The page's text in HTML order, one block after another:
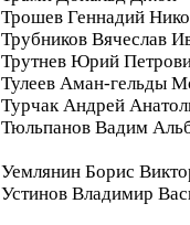
Трошев Геннадий
Трубников Вячеслав
Трутнев Юрий
Тулеев Аман-гельды
Турчак Андрей
Тюльпанов Вадим
Уемлянин Борис
Устинов Владимир